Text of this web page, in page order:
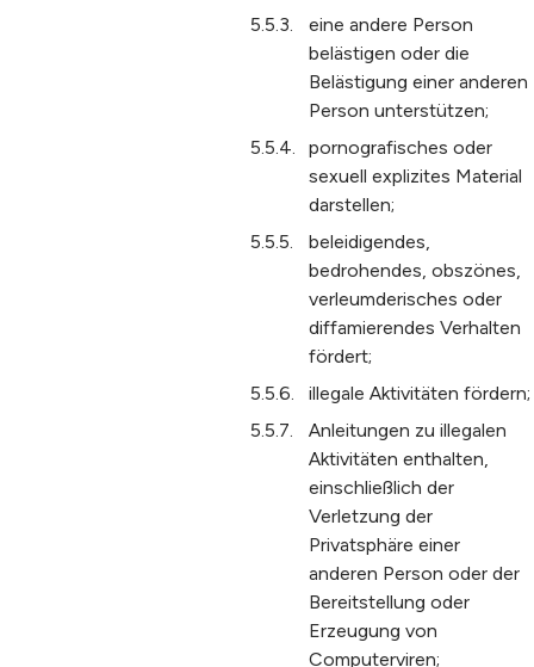
eine andere Person
belästigen oder die
Belästigung einer anderen
Person unterstützen;
pornografisches oder
sexuell explizites Material
darstellen;
beleidigendes,
bedrohendes, obszönes,
verleumderisches oder
diffamierendes Verhalten
fördert;
illegale Aktivitäten fördern;
Anleitungen zu illegalen
Aktivitäten enthalten,
einschließlich der
Verletzung der
Privatsphäre einer
anderen Person oder der
Bereitstellung oder
Erzeugung von
Computerviren;